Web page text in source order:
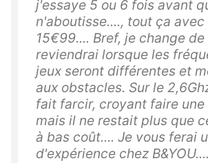
j'essaye 5 ou 6 fois avant
n'aboutisse...., tout ça
15€99.... Bref, je change
reviendrai lorsque les
jeux seront différentes et
aux obstacles. Sur le
fait farcir, croyant faire une
mais il ne restait plus que
à bas coût.... Je vous ferai
d'expérience chez B&YOU....